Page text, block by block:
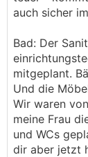
auch sicher
Bad: Der
mitgeplant.
Und die
Wir waren
meine Frau
und WCs
dir aber jetzt